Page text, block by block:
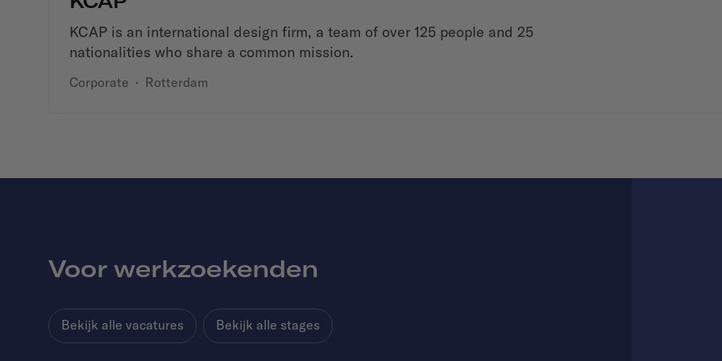
KCAP is an international design firm, a team of over 125 people and 25
nationalities who share a common mission.
Corporate · Rotterdam
Voor werkzoekenden
Bekijk alle vacatures Bekijk alle stages